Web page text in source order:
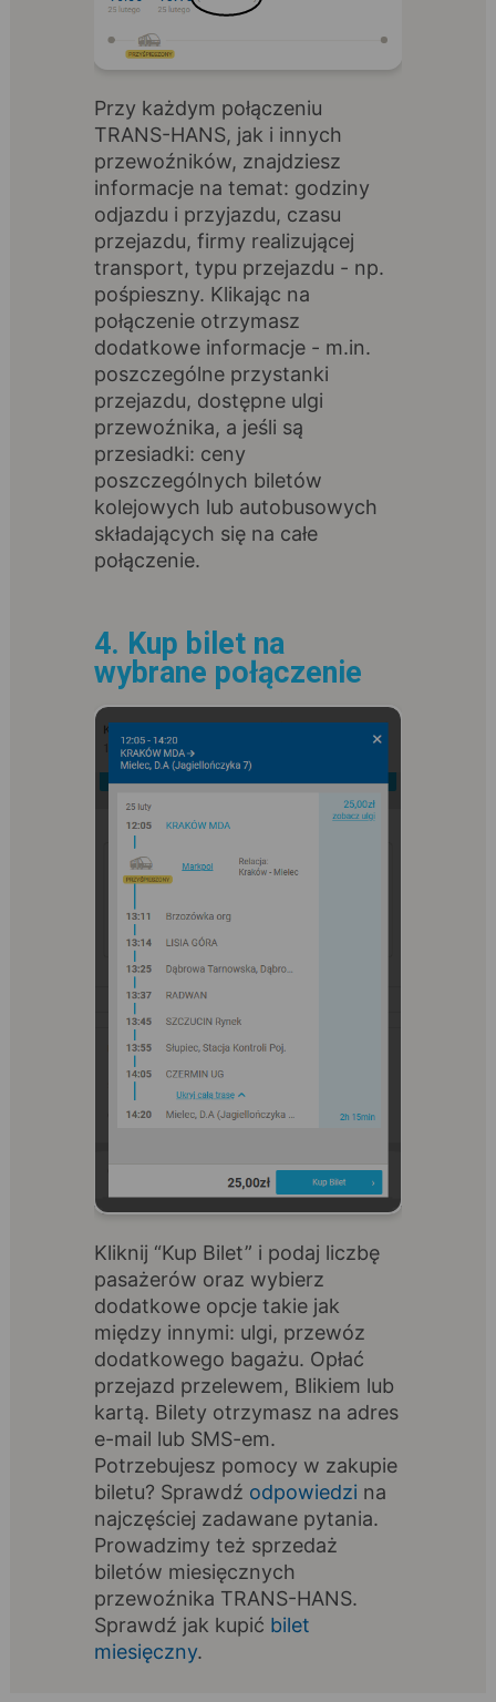
Przy każdym połączeniu
TRANS-HANS, jak i innych
przewoźników, znajdziesz
informacje na temat: godziny
odjazdu i przyjazdu, czasu
przejazdu, firmy realizującej
transport, typu przejazdu - np.
pośpieszny. Klikając na
połączenie otrzymasz
dodatkowe informacje - m.in.
poszczególne przystanki
przejazdu, dostępne ulgi
przewoźnika, a jeśli są
przesiadki: ceny
poszczególnych biletów
kolejowych lub autobusowych
składających się na całe
połączenie.
4. Kup bilet na
wybrane połączenie
Kliknij “Kup Bilet” i podaj liczbę
pasażerów oraz wybierz
dodatkowe opcje takie jak
między innymi: ulgi, przewóz
dodatkowego bagażu. Opłać
przejazd przelewem, Blikiem lub
kartą. Bilety otrzymasz na adres
e-mail lub SMS-em.
Potrzebujesz pomocy w zakupie
biletu? Sprawdź odpowiedzi na
najczęściej zadawane pytania.
Prowadzimy też sprzedaż
biletów miesięcznych
przewoźnika TRANS-HANS.
Sprawdź jak kupić bilet
miesięczny.